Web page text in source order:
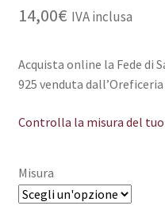
14,00€ IVA inclusa
Acquista online la Fede di
925 venduta
Controlla la misura del
Misura